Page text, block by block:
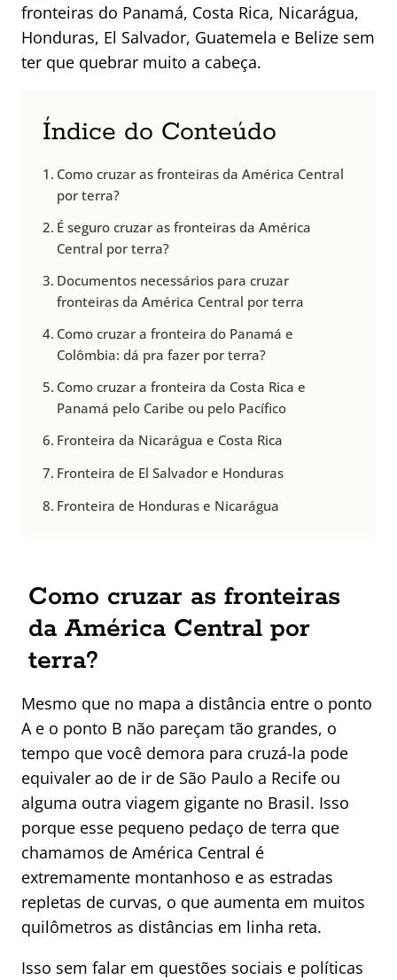
fronteiras do Panamá, Costa Rica, Nicarágua,
Honduras, El Salvador, Guatemela e Belize sem
ter que quebrar muito a cabeça.
Índice do Conteúdo
Como cruzar as fronteiras da América Central
por terra?
É seguro cruzar as fronteiras da América
Central por terra?
Documentos necessários para cruzar
fronteiras da América Central por terra
Como cruzar a fronteira do Panamá e
Colômbia: dá pra fazer por terra?
Como cruzar a fronteira da Costa Rica e
Panamá pelo Caribe ou pelo Pacífico
Fronteira da Nicarágua e Costa Rica
Fronteira de El Salvador e Honduras
Fronteira de Honduras e Nicarágua
Como cruzar as fronteiras
da América Central por
terra?
Mesmo que no mapa a distância entre o ponto
A e o ponto B não pareçam tão grandes, o
tempo que você demora para cruzá-la pode
equivaler ao de ir de São Paulo a Recife ou
alguma outra viagem gigante no Brasil. Isso
porque esse pequeno pedaço de terra que
chamamos de América Central é
extremamente montanhoso e as estradas
repletas de curvas, o que aumenta em muitos
quilômetros as distâncias em linha reta.
Isso sem falar em questões sociais e políticas